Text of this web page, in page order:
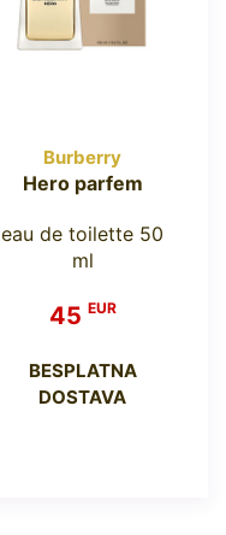
Burberry
Hero parfem
eau de toilette 50
ml
45 EUR
BESPLATNA
DOSTAVA